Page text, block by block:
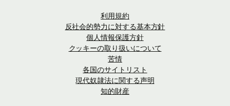
利用規約
反社会的勢力に対する基本方針
個人情報保護方針
クッキーの取り扱いについて
苦情
各国のサイトリスト
現代奴隷法に関する声明
知的財産